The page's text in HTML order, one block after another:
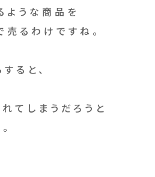
ような商品を
るわけですね。
ると、
てしまうだろうと